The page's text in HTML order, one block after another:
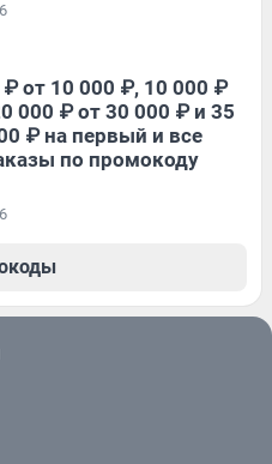
от 10 000 ₽, 10 000 ₽
000 ₽ от 30 000 ₽ и 35
₽ на первый и все
по промокоду